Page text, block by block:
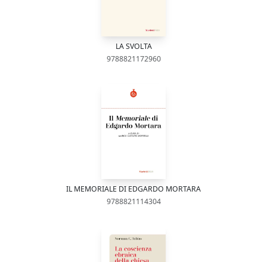
LA SVOLTA
9788821172960
IL MEMORIALE DI EDGARDO MORTARA
9788821114304